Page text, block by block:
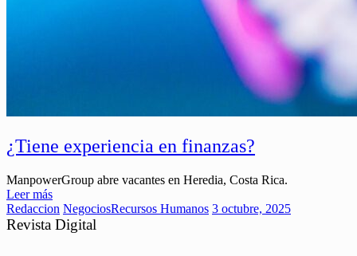
¿Tiene experiencia en finanzas?
ManpowerGroup abre vacantes en Heredia, Costa Rica.
Leer más
Redaccion NegociosRecursos Humanos 3 octubre, 2025
Revista Digital